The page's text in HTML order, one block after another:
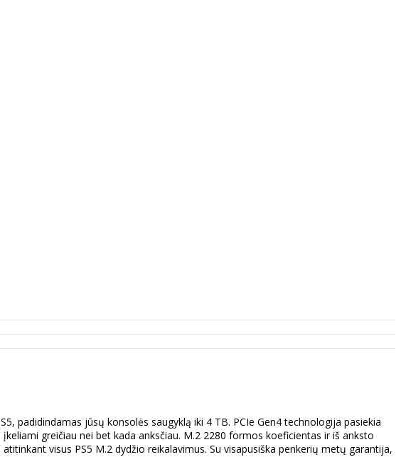
padidindamas jūsų konsolės saugyklą iki 4 TB. PCIe Gen4 technologija pasiekia
greičiau nei bet kada anksčiau. M.2 2280 formos koeficientas ir iš anksto
visus PS5 M.2 dydžio reikalavimus. Su visapusiška penkerių metų garantija,